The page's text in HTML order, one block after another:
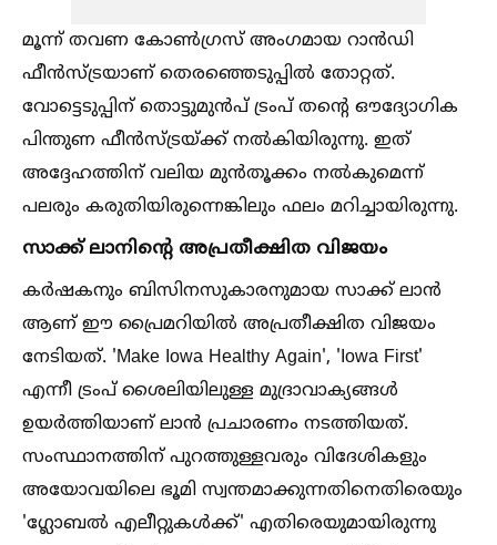
മൂന്ന് തവണ കോണ്‍ഗ്രസ് അംഗമായ റാൻഡി
ഫീൻസ്ട്രയാണ് തെരഞ്ഞെടുപ്പില്‍ തോറ്റത്.
വോട്ടെടുപ്പിന് തൊട്ടുമുൻപ് ട്രംപ് തൻ്റെ ഔദ്യോഗിക
പിന്തുണ ഫീൻസ്ട്രയ്ക്ക് നല്‍കിയിരുന്നു. ഇത്
അദ്ദേഹത്തിന് വലിയ മുൻതൂക്കം നല്‍കുമെന്ന്
പലരും കരുതിയിരുന്നെങ്കിലും ഫലം മറിച്ചായിരുന്നു.
സാക്ക് ലാനിൻ്റെ അപ്രതീക്ഷിത വിജയം
കർഷകനും ബിസിനസുകാരനുമായ സാക്ക് ലാൻ
ആണ് ഈ പ്രൈമറിയില്‍ അപ്രതീക്ഷിത വിജയം
നേടിയത്. 'Make Iowa Healthy Again', 'Iowa First'
എന്നീ ട്രംപ് ശൈലിയിലുള്ള മുദ്രാവാക്യങ്ങള്‍
ഉയർത്തിയാണ് ലാൻ പ്രചാരണം നടത്തിയത്.
സംസ്ഥാനത്തിന് പുറത്തുള്ളവരും വിദേശികളും
അയോവയിലെ ഭൂമി സ്വന്തമാക്കുന്നതിനെതിരെയും
'ഗ്ലോബല്‍ എലീറ്റുകള്‍ക്ക്' എതിരെയുമായിരുന്നു